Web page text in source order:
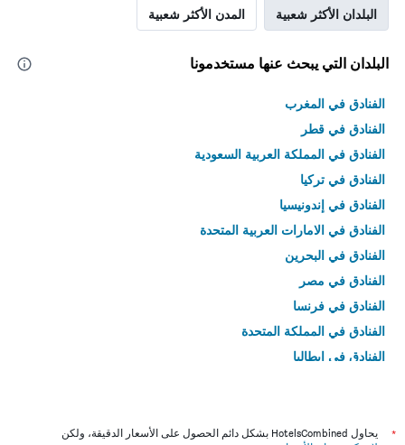
البلدان الأكثر شعبية المدن الأكثر شعبية
البلدان التي يبحث عنها مستخدمونا
الفنادق في المغرب
الفنادق في قطر
الفنادق في المملكة العربية السعودية
الفنادق في تركيا
الفنادق في إندونيسيا
الفنادق في الامارات العربية المتحدة
الفنادق في البحرين
الفنادق في مصر
الفنادق في فرنسا
الفنادق في المملكة المتحدة
الفنادق في إيطاليا
*
يحاول HotelsCombined بشكل دائم الحصول على الأسعار الدقيقة، ولكن